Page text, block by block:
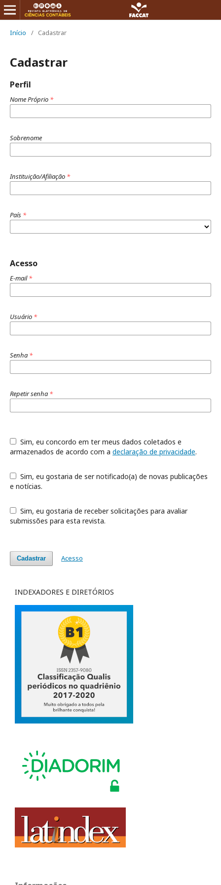
Início / Cadastrar
Cadastrar
Perfil
Nome Próprio *
Sobrenome
Instituição/Afiliação *
País *
Acesso
E-mail*
Usuário *
Senha *
Repetir senha *
armazenados de acordo com a declaração de privacidade.
e notícias.
submissões para esta revista.
Cadastrar Acesso
INDEXADORES E DIRETÓRIOS